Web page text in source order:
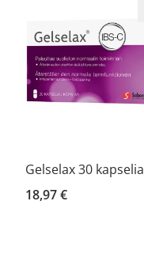
Gelselax 30 kapselia
18,97 €